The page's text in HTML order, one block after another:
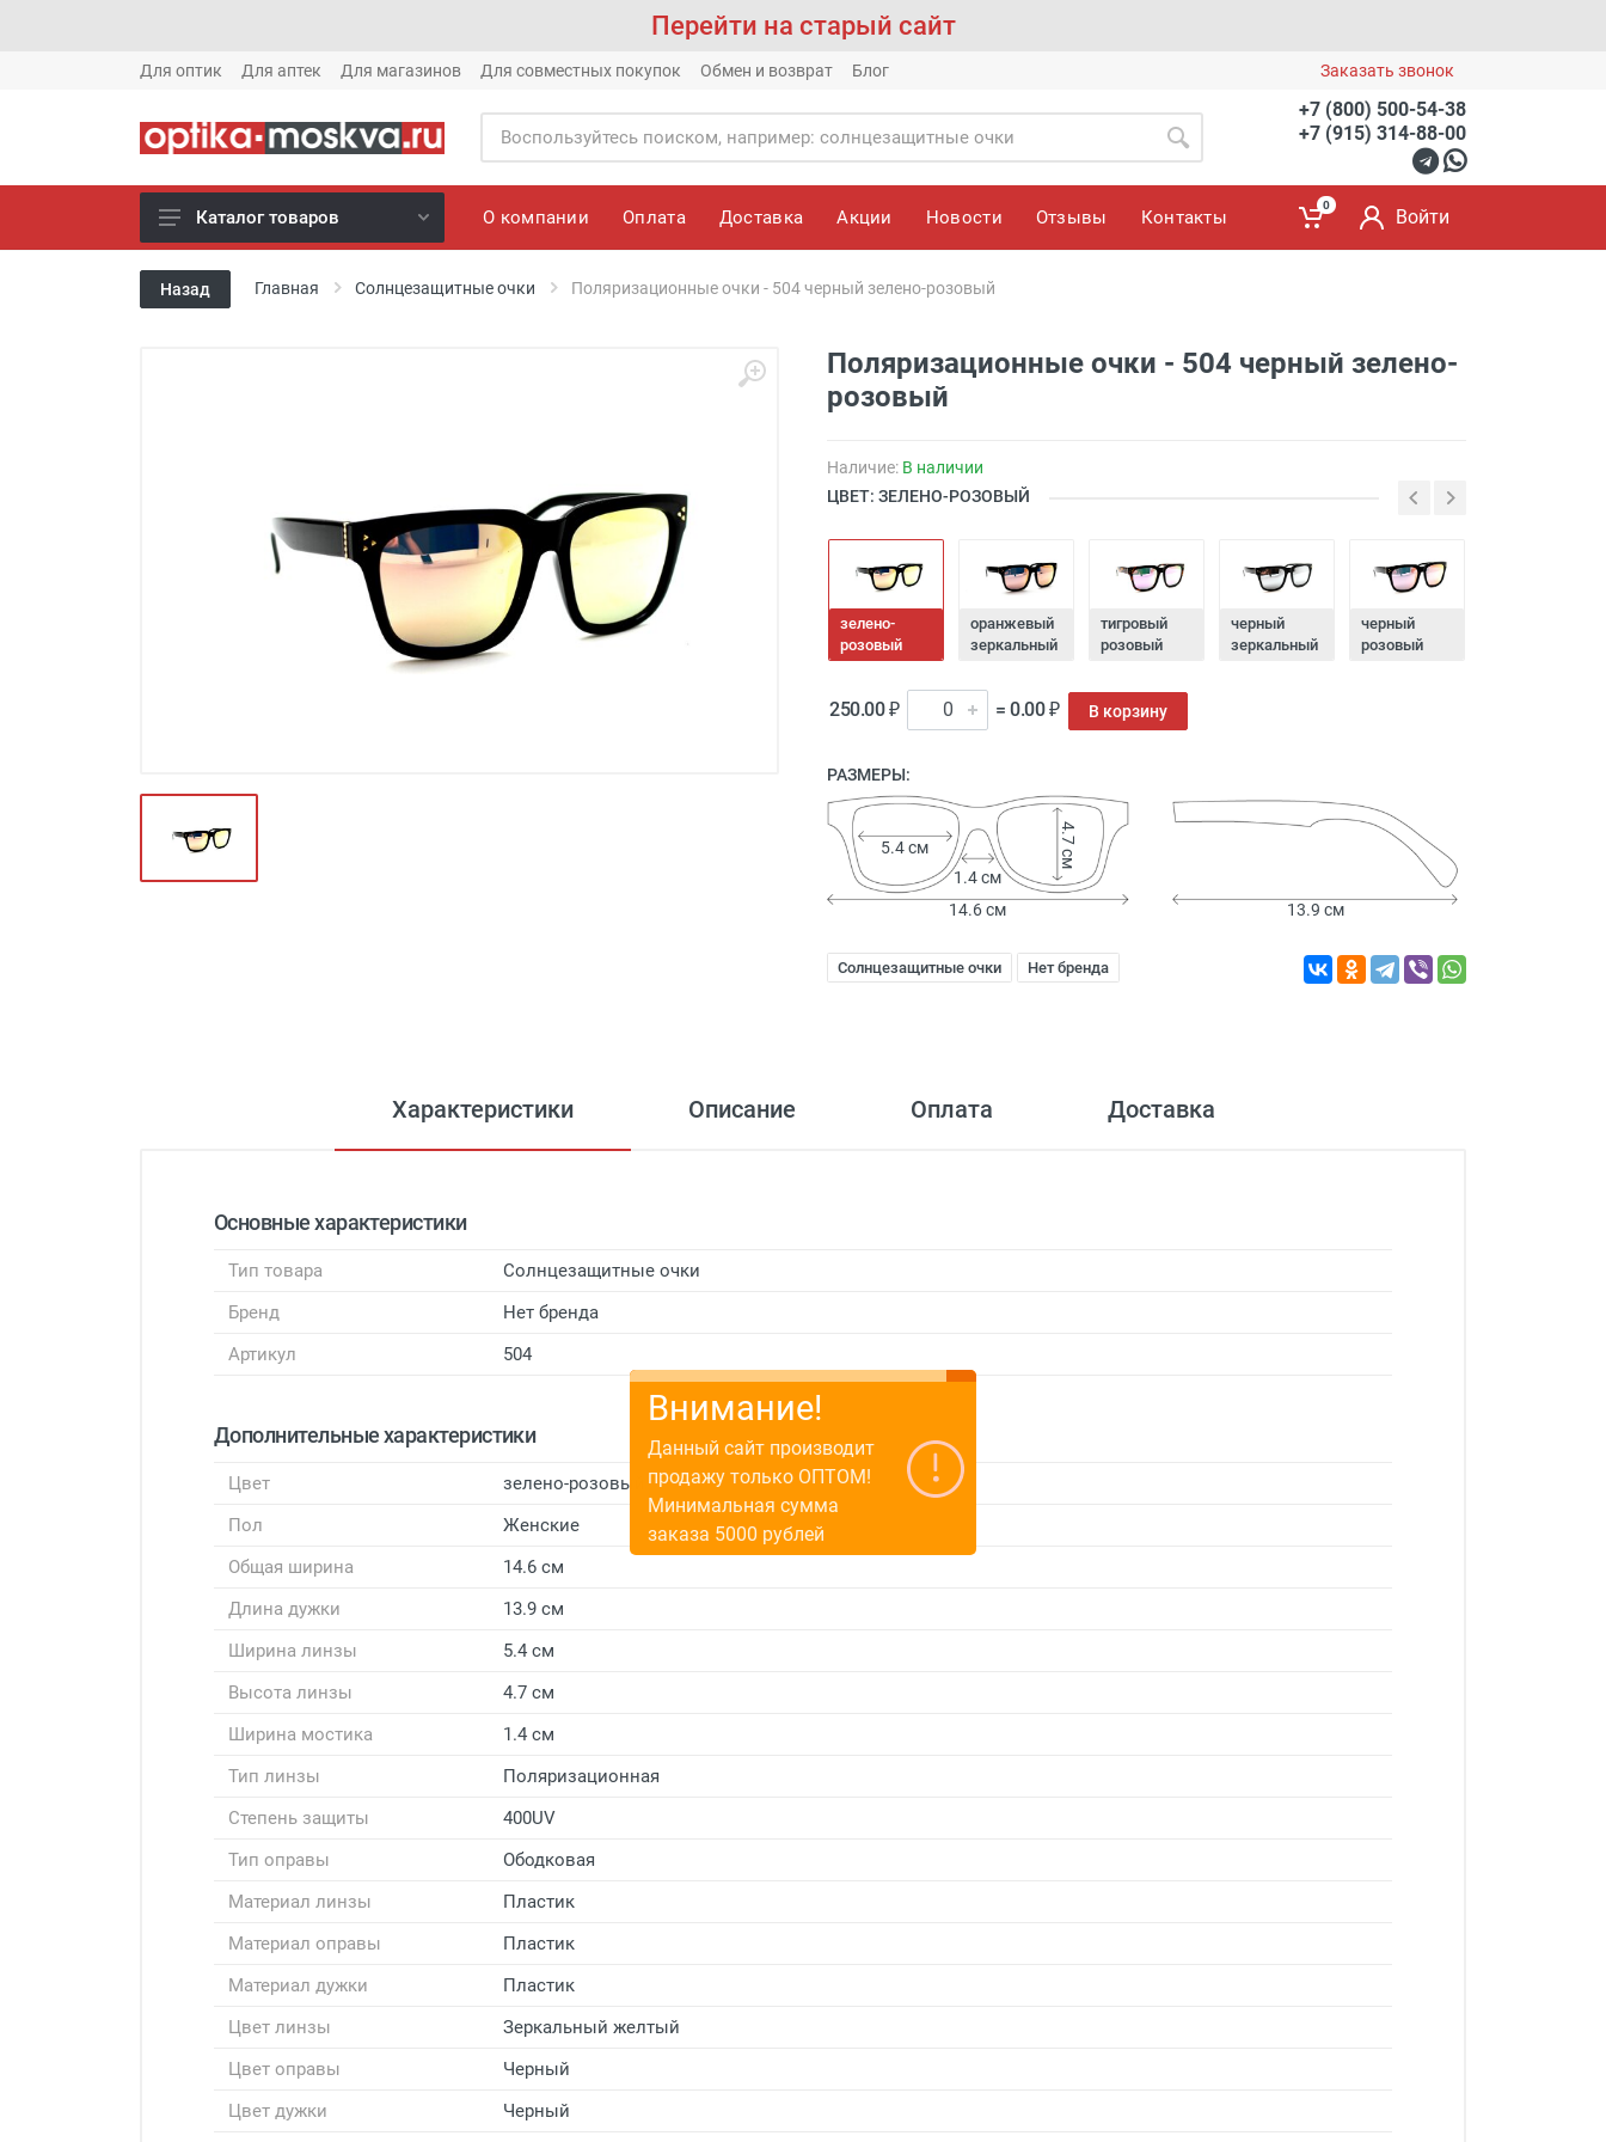
Перейти на старый сайт
Для оптик Для аптек Для магазинов Для совместных покупок Обмен и возврат Блог Заказать звонок
+7 (800) 500-54-38
+7 (915) 314-88-00
Новое готовые очки (1621)
Новое солнце (1613)
Футляры и мешки (1412)
Красота и здоровье (353)
Каталог товаров О компании Оплата Доставка Акции Новости Отзывы Контакты
0
Войти
Назад Главная Солнцезащитные очки Поляризационные очки - 504 черный зелено-розовый
Поляризационные очки - 504 черный зелено-
розовый
Наличие: В наличии
ЦВЕТ: ЗЕЛЕНО-РОЗОВЫЙ
зелено-
розовый
оранжевый
зеркальный
тигровый
розовый
черный
зеркальный
черный
розовый
250.00 ₽ = 0.00 ₽ В корзину
РАЗМЕРЫ:
1.4 см
5.4 см 4.7 см
14.6 см 13.9 см
Солнцезащитные очки Нет бренда
Характеристики Описание Оплата Доставка
Основные характеристики
Тип товара
Солнцезащитные очки
Бренд
Нет бренда
Артикул
504
Дополнительные характеристики
Цвет
зелено-розовый
Пол
Женские
Общая ширина
14.6 см
Длина дужки
13.9 см
Ширина линзы
5.4 см
Высота линзы
4.7 см
Ширина мостика
1.4 см
Тип линзы
Поляризационная
Степень защиты
400UV
Тип оправы
Ободковая
Материал линзы
Пластик
Материал оправы
Пластик
Материал дужки
Пластик
Цвет линзы
Зеркальный желтый
Цвет оправы
Черный
Цвет дужки
Черный
Внимание!
Данный сайт производит
продажу только ОПТОМ!
Минимальная сумма
заказа 5000 рублей